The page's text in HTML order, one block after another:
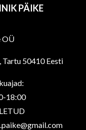
PÄIKE
OÜ
Tartu 50410 Eesti
18:00